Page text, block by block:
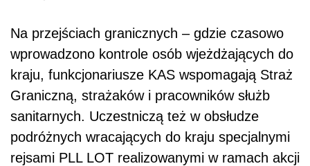
Na przejściach granicznych – gdzie czasowo
wprowadzono kontrole osób wjeżdżających do
kraju, funkcjonariusze KAS wspomagają Straż
Graniczną, strażaków i pracowników służb
sanitarnych. Uczestniczą też w obsłudze
podróżnych wracających do kraju specjalnymi
rejsami PLL LOT realizowanymi w ramach akcji